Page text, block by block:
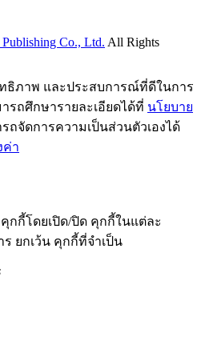
Co., Ltd. All Rights
ธิภาพ และประสบการณ์ที่ดีในการ
ถศึกษารายละเอียดได้ที่ นโยบาย
ถจัดการความเป็นส่วนตัวเองได้
ค่า
กกี้โดยเปิด/ปิด คุกกี้ในแต่ละ
ยกเว้น คุกกี้ที่จำเป็น